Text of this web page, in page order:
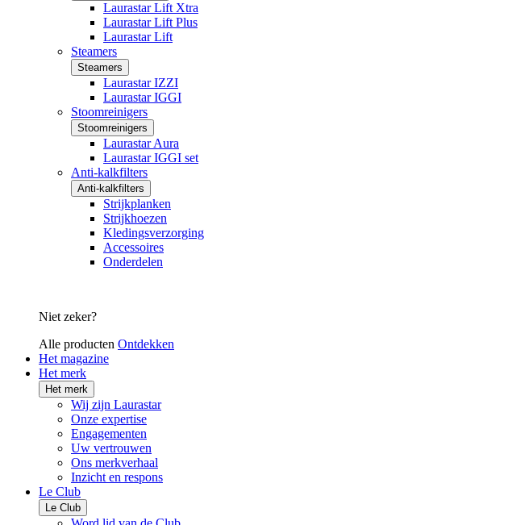
Laurastar Lift Xtra
Laurastar Lift Plus
Laurastar Lift
Steamers
Steamers
Laurastar IZZI
Laurastar IGGI
Stoomreinigers
Stoomreinigers
Laurastar Aura
Laurastar IGGI set
Anti-kalkfilters
Anti-kalkfilters
Strijkplanken
Strijkhoezen
Kledingsverzorging
Accessoires
Onderdelen
Niet zeker?
Alle producten Ontdekken
Het magazine
Het merk
Het merk
Wij zijn Laurastar
Onze expertise
Engagementen
Uw vertrouwen
Ons merkverhaal
Inzicht en respons
Le Club
Le Club